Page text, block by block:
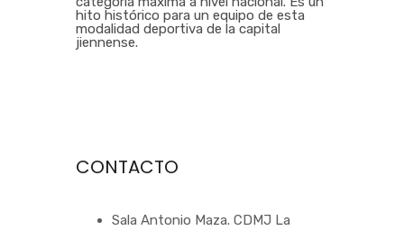
hito histórico para un equipo de esta
modalidad deportiva de la capital
jiennense.
CONTACTO
Sala Antonio Maza. CDMJ La